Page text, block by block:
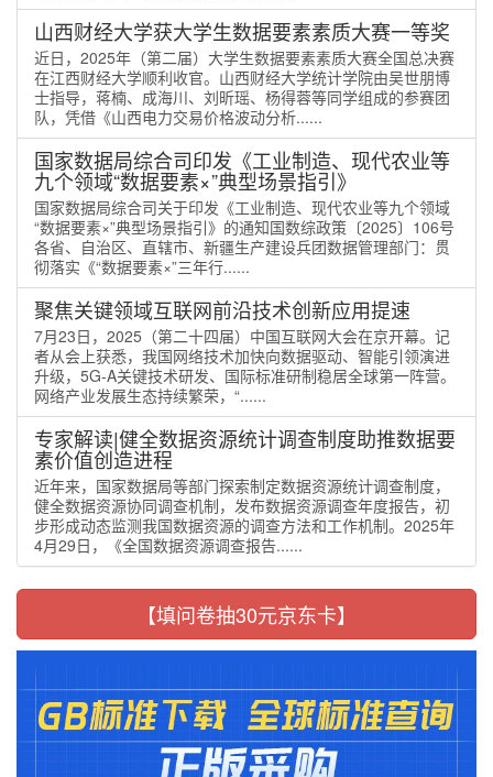
山西财经大学获大学生数据要素素质大赛一等奖
近日，2025年（第二届）大学生数据要素素质大赛全国总决赛
在江西财经大学顺利收官。山西财经大学统计学院由吴世朋博
士指导，蒋楠、成海川、刘昕瑶、杨得蓉等同学组成的参赛团
队，凭借《山西电力交易价格波动分析......
国家数据局综合司印发《工业制造、现代农业等
九个领域“数据要素×”典型场景指引》
国家数据局综合司关于印发《工业制造、现代农业等九个领域
“数据要素×”典型场景指引》的通知国数综政策〔2025〕106号
各省、自治区、直辖市、新疆生产建设兵团数据管理部门：贯
彻落实《“数据要素×”三年行......
聚焦关键领域互联网前沿技术创新应用提速
7月23日，2025（第二十四届）中国互联网大会在京开幕。记
者从会上获悉，我国网络技术加快向数据驱动、智能引领演进
升级，5G-A关键技术研发、国际标准研制稳居全球第一阵营。
网络产业发展生态持续繁荣，“......
专家解读|健全数据资源统计调查制度助推数据要
素价值创造进程
近年来，国家数据局等部门探索制定数据资源统计调查制度，
健全数据资源协同调查机制，发布数据资源调查年度报告，初
步形成动态监测我国数据资源的调查方法和工作机制。2025年
4月29日，《全国数据资源调查报告......
【填问卷抽30元京东卡】